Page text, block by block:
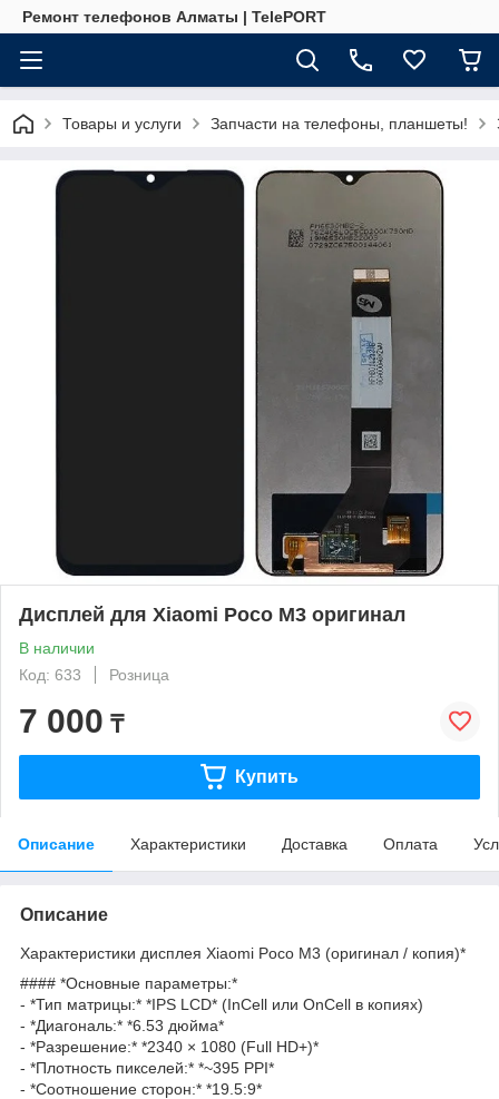
Ремонт телефонов Алматы | TelePORT
Товары и услуги Запчасти на телефоны, планшеты!
Дисплей для Xiaomi Poco M3 оригинал
В наличии
Код: 633
Розница
7 000 ₸
Купить
Описание Характеристики Доставка Оплата
Описание
Характеристики дисплея Xiaomi Poco M3 (оригинал / копия)*
#### *Основные параметры:*
- *Тип матрицы:* *IPS LCD* (InCell или OnCell в копиях)
- *Диагональ:* *6.53 дюйма*
- *Разрешение:* *2340 × 1080 (Full HD+)*
- *Плотность пикселей:* *~395 PPI*
- *Соотношение сторон:* *19.5:9*